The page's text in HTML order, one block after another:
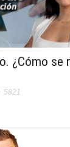
¿Cómo se
5821